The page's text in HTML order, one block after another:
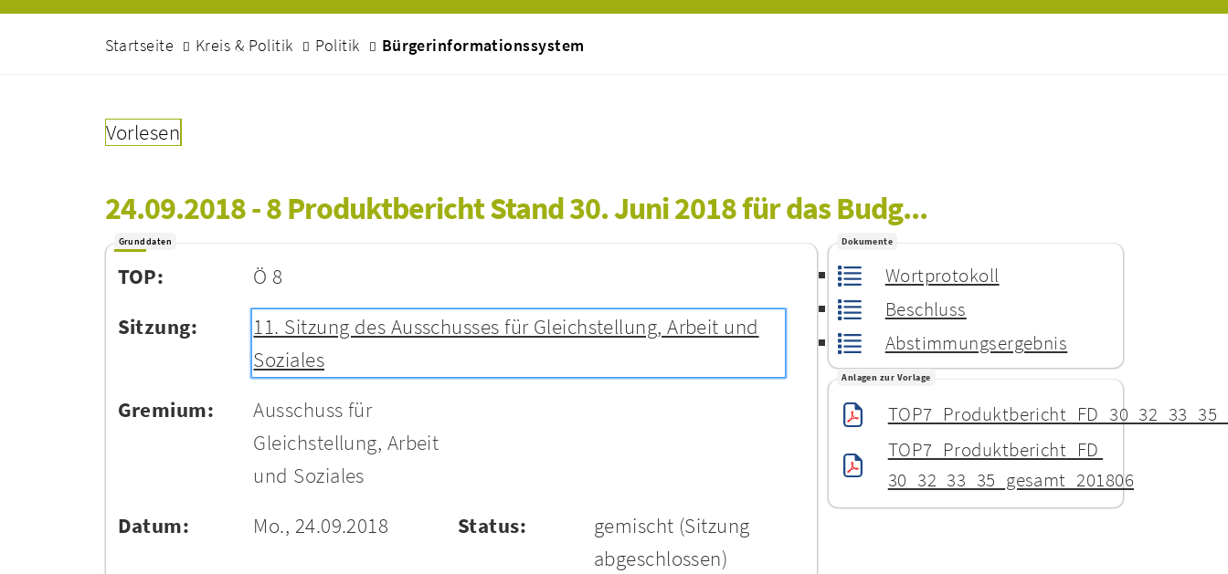
Startseite Kreis & Politik Politik Bürgerinformationssystem
Vorlesen
24.09.2018 - 8 Produktbericht Stand 30. Juni 2018 für das Budg...
Grunddaten
TOP:
Ö 8
Sitzung:
11. Sitzung des Ausschusses für Gleichstellung, Arbeit und
Soziales
Gremium:
Ausschuss für
Gleichstellung, Arbeit
und Soziales
Datum:
Mo., 24.09.2018 Status: gemischt (Sitzung
abgeschlossen)
Dokumente
Wortprotokoll
Beschluss
Abstimmungsergebnis
Anlagen zur Vorlage
TOP7_Produktbericht_FD
30_32_33_35_gesamt_201806